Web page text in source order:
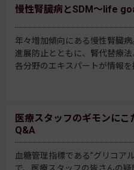
慢性腎臓病とSDM～life
年々増加傾向にある慢性腎臓
進展防止とともに、腎代替療法
各分野のエキスパートが情報を
医療スタッフのギモンに
Q&A
血糖管理指標である”グリコア